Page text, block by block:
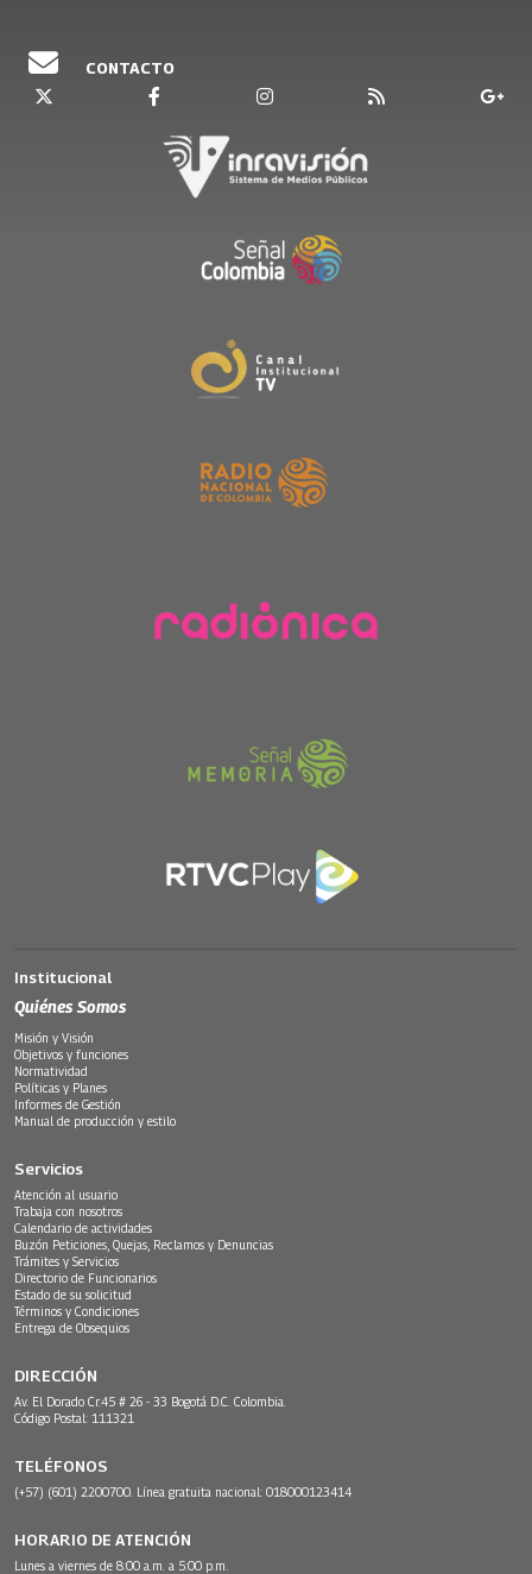
CONTACTO
Institucional
Quiénes Somos
Misión y Visión
Objetivos y funciones
Normatividad
Políticas y Planes
Informes de Gestión
Manual de producción y estilo
Servicios
Atención al usuario
Trabaja con nosotros
Calendario de actividades
Buzón Peticiones, Quejas, Reclamos y Denuncias
Trámites y Servicios
Directorio de Funcionarios
Estado de su solicitud
Términos y Condiciones
Entrega de Obsequios
DIRECCIÓN
Av. El Dorado Cr.45 # 26 - 33 Bogotá D.C. Colombia.
Código Postal: 111321
TELÉFONOS
(+57) (601) 2200700. Línea gratuita nacional: 018000123414
HORARIO DE ATENCIÓN
Lunes a viernes de 8:00 a.m. a 5:00 p.m.